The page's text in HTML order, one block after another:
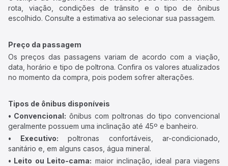
rota, viação, condições de trânsito e o tipo de ônibus
escolhido. Consulte a estimativa ao selecionar sua passagem.
Preço da passagem
Os preços das passagens variam de acordo com a viação,
data, horário e tipo de poltrona. Confira os valores atualizados
no momento da compra, pois podem sofrer alterações.
Tipos de ônibus disponíveis
• Convencional: ônibus com poltronas do tipo convencional
geralmente possuem uma inclinação até 45º e banheiro.
• Executivo: poltronas confortáveis, ar-condicionado,
sanitário e, em alguns casos, água mineral.
• Leito ou Leito-cama: maior inclinação, ideal para viagens